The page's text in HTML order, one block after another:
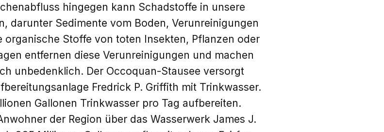
hingegen kann Schadstoffe in unsere
darunter Sedimente vom Boden, Verunreinigungen
organische Stoffe von toten Insekten, Pflanzen oder
entfernen diese Verunreinigungen und machen
unbedenklich. Der Occoquan-Stausee versorgt
Fredrick P. Griffith mit Trinkwasser.
Gallonen Trinkwasser pro Tag aufbereiten.
der Region über das Wasserwerk James J.